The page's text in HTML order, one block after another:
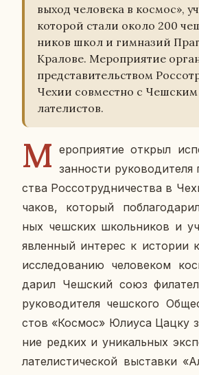
выход че­ло­ве­ка в космос»,
ко­то­рой стали около 200
ни­ков школ и гим­на­зий
Кра­ло­ве. Ме­ро­при­я­тие
пред­ста­ви­тель­ством
Чехии сов­мест­но с
ла­те­ли­стов.
М е­ро­при­я­тие открыл
зан­но­сти
ства Рос­со­труд­ни­че­ства в
ча­ков, ко­то­рый
ных чеш­ских школь­ни­ков и
яв­лен­ный ин­те­рес к ис­то­рии
ис­сле­до­ва­нию че­ло­ве­ком
да­рил Чеш­ский союз
ру­ко­во­ди­те­ля чеш­ско­го
стов «Космос» Юлиуса Цацку
ние редких и уни­каль­ных
ла­те­ли­сти­че­ской вы­став­ки